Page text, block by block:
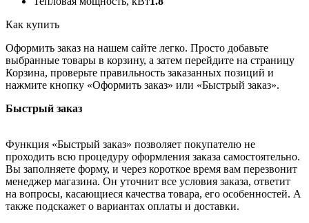
Как купить
Оформить заказ на нашем сайте легко. Просто добавьте
выбранные товары в корзину, а затем перейдите на страницу
Корзина, проверьте правильность заказанных позиций и
нажмите кнопку «Оформить заказ» или «Быстрый заказ».
Быстрый заказ
Функция «Быстрый заказ» позволяет покупателю не
проходить всю процедуру оформления заказа самостоятельно.
Вы заполняете форму, и через короткое время вам перезвонит
менеджер магазина. Он уточнит все условия заказа, ответит
на вопросы, касающиеся качества товара, его особенностей. А
также подскажет о вариантах оплаты и доставки.